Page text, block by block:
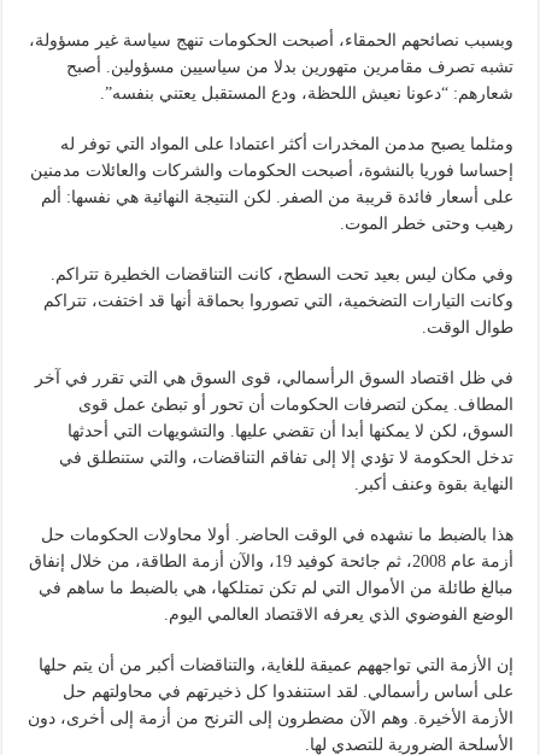
وبسبب نصائحهم الحمقاء، أصبحت الحكومات تنهج سياسة غير مسؤولة،
تشبه تصرف مقامرين متهورين بدلا من سياسيين مسؤولين. أصبح
شعارهم: “دعونا نعيش اللحظة، ودع المستقبل يعتني بنفسه”.
ومثلما يصبح مدمن المخدرات أكثر اعتمادا على المواد التي توفر له
إحساسا فوريا بالنشوة، أصبحت الحكومات والشركات والعائلات مدمنين
على أسعار فائدة قريبة من الصفر. لكن النتيجة النهائية هي نفسها: ألم
رهيب وحتى خطر الموت.
وفي مكان ليس بعيد تحت السطح، كانت التناقضات الخطيرة تتراكم.
وكانت التيارات التضخمية، التي تصوروا بحماقة أنها قد اختفت، تتراكم
طوال الوقت.
في ظل اقتصاد السوق الرأسمالي، قوى السوق هي التي تقرر في آخر
المطاف. يمكن لتصرفات الحكومات أن تحور أو تبطئ عمل قوى
السوق، لكن لا يمكنها أبدا أن تقضي عليها. والتشويهات التي أحدثها
تدخل الحكومة لا تؤدي إلا إلى تفاقم التناقضات، والتي ستنطلق في
النهاية بقوة وعنف أكبر.
هذا بالضبط ما نشهده في الوقت الحاضر. أولا محاولات الحكومات حل
أزمة عام 2008، ثم جائحة كوفيد 19، والآن أزمة الطاقة، من خلال إنفاق
مبالغ طائلة من الأموال التي لم تكن تمتلكها، هي بالضبط ما ساهم في
الوضع الفوضوي الذي يعرفه الاقتصاد العالمي اليوم.
إن الأزمة التي تواجههم عميقة للغاية، والتناقضات أكبر من أن يتم حلها
على أساس رأسمالي. لقد استنفدوا كل ذخيرتهم في محاولتهم حل
الأزمة الأخيرة. وهم الآن مضطرون إلى الترنح من أزمة إلى أخرى، دون
الأسلحة الضرورية للتصدي لها.